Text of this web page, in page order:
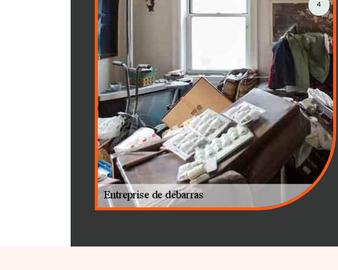
à libérer votre espace à 01480, en vous
désencombrement adaptées à vos besoins.
Jassans Riottier ou dans ses alentours, nous
d'honneur à vous faciliter la vie. Chaque
personnalisée, vous permettant de retrouver
fois fonctionnel et esthétiquement plaisant.
4